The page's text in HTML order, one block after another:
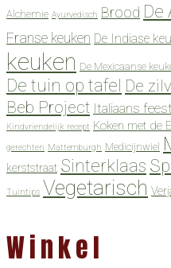
Alchemie Ayurvedisch Brood De
Franse keuken De Indiase
keuken De Mexicaanse
De tuin op tafel De
Beb Project Italiaans
Kindvriendelijk recept Koken met de
gerechten Mattemburgh Medicijnwiel
kerststraat Sinterklaas
Tuintips Vegetarisch
Winkel